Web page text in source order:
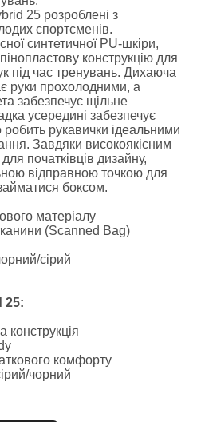
25 розроблені з
спортсменів.
синтетичної PU-шкіри,
конструкцію для
під час тренувань. Дихаюча
руки прохолодними, а
забезпечує щільне
усередині забезпечує
рукавички ідеальними
Завдяки високоякісним
початківців дизайну,
відправною точкою для
боксом.
матеріалу
(Scanned Bag)
сірий
25:
конструкція
комфорту
чорний